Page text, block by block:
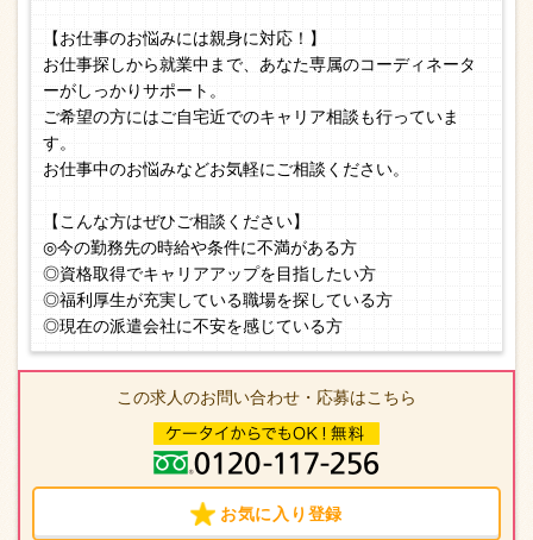
【お仕事のお悩みには親身に対応！】
お仕事探しから就業中まで、あなた専属のコーディネータ
ーがしっかりサポート。
ご希望の方にはご自宅近でのキャリア相談も行っていま
す。
お仕事中のお悩みなどお気軽にご相談ください。
【こんな方はぜひご相談ください】
◎今の勤務先の時給や条件に不満がある方
◎資格取得でキャリアアップを目指したい方
◎福利厚生が充実している職場を探している方
◎現在の派遣会社に不安を感じている方
この求人のお問い合わせ・応募はこちら
お気に入り登録